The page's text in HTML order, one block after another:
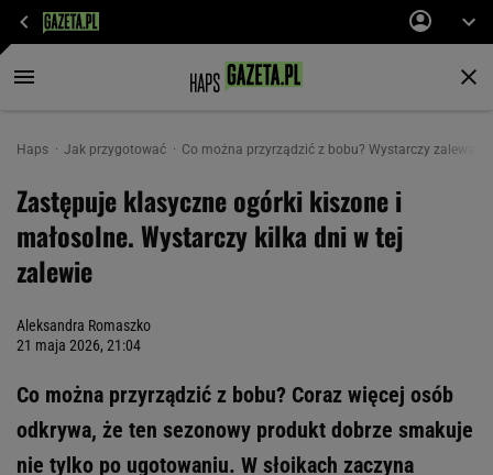
Haps Jak przygotować Co można przyrządzić z bobu? Wystarczy zalewa i
Zastępuje klasyczne ogórki kiszone i
małosolne. Wystarczy kilka dni w tej
zalewie
Aleksandra Romaszko
21 maja 2026, 21:04
Co można przyrządzić z bobu? Coraz więcej osób
odkrywa, że ten sezonowy produkt dobrze smakuje
nie tylko po ugotowaniu. W słoikach zaczyna